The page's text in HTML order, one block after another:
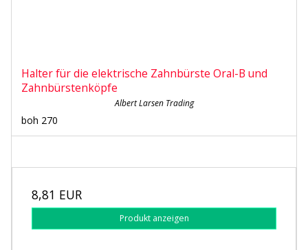
Halter für die elektrische Zahnbürste Oral-B und
Zahnbürstenköpfe
Albert Larsen Trading
boh 270
8,81 EUR
Produkt anzeigen